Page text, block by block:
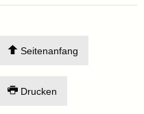
Seitenanfang
Drucken